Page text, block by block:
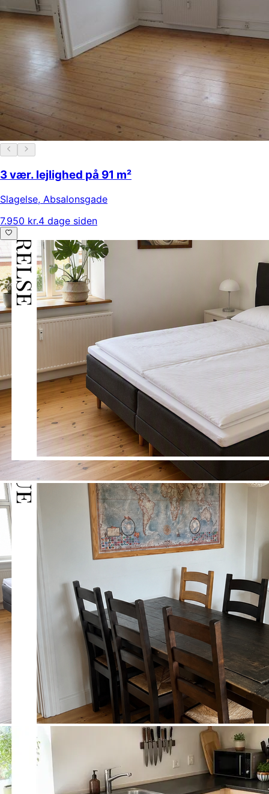
3 vær. lejlighed på 91 m²
Slagelse, Absalonsgade
7.950 kr.4 dage siden